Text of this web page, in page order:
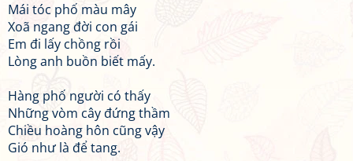
Mái tóc phố màu mây
Xoã ngang đời con gái
Em đi lấy chồng rồi
Lòng anh buồn biết mấy.
Hàng phố người có thấy
Những vòm cây đứng thầm
Chiều hoàng hôn cũng vậy
Gió như là để tang.